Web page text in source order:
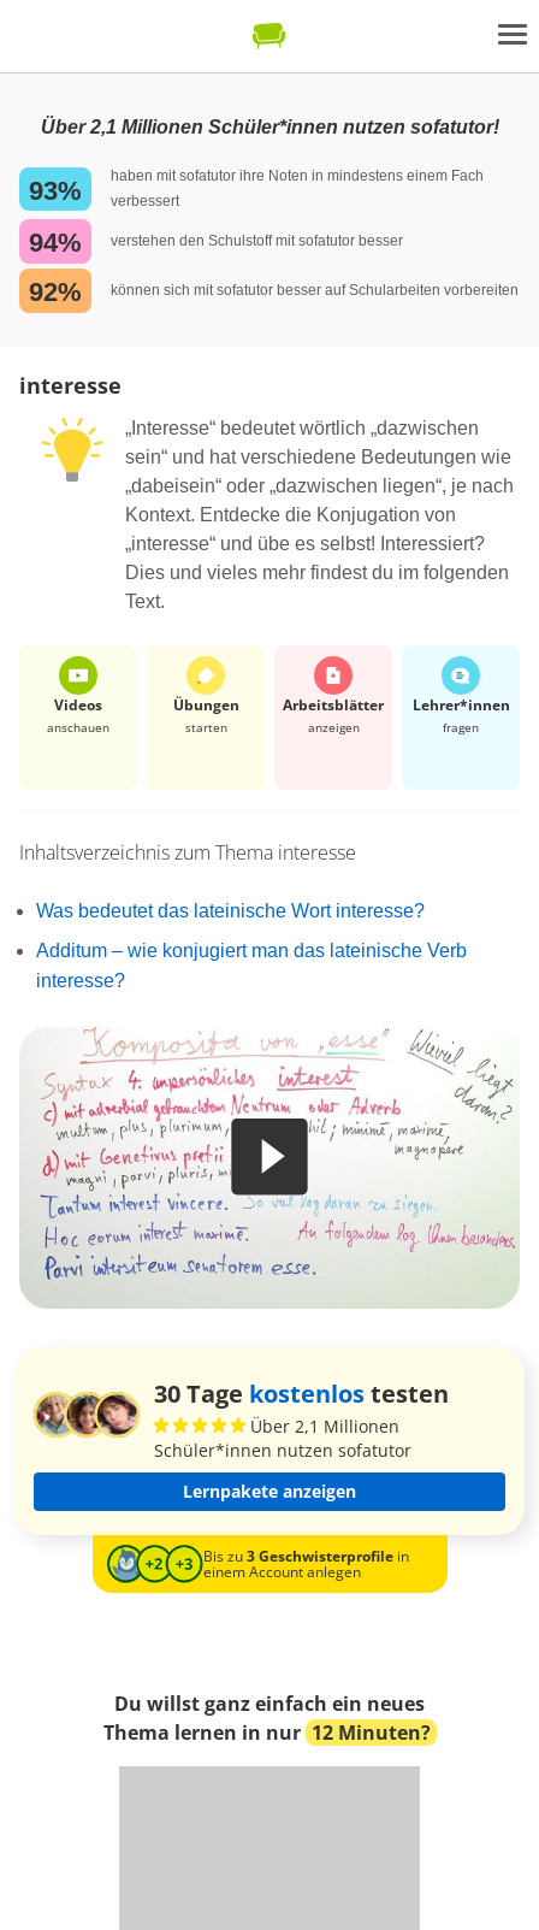
Über 2,1 Millionen Schüler*innen nutzen sofatutor!
93%
haben mit sofatutor ihre Noten in mindestens einem Fach
verbessert
94% verstehen den Schulstoff mit sofatutor besser
92% können sich mit sofatutor besser auf Schularbeiten vorbereiten
interesse
„Interesse“ bedeutet wörtlich „dazwischen
sein“ und hat verschiedene Bedeutungen wie
„dabeisein“ oder „dazwischen liegen“, je nach
Kontext. Entdecke die Konjugation von
„interesse“ und übe es selbst! Interessiert?
Dies und vieles mehr findest du im folgenden
Text.
Videos
anschauen
Übungen
starten
Arbeits­blätter
anzeigen
Lehrer*​innen
fragen
Inhaltsverzeichnis zum Thema interesse
Was bedeutet das lateinische Wort interesse?
Additum – wie konjugiert man das lateinische Verb
interesse?
30 Tage kostenlostesten
Über 2,1 Millionen
Schüler*innen nutzen sofatutor
Lernpakete anzeigen
Bis zu3 Geschwisterprofilein
einem Account anlegen
Du willst ganz einfach ein neues
Thema lernen in nur 12 Minuten?